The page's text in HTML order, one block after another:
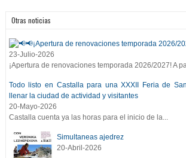
Otras noticias
📢¡Apertura de renovaciones temporada 2026/
23-Julio-2026
¡Apertura de renovaciones temporada 2026/2027! A
Todo listo en Castalla para una XXXII Feria de
llenar la ciudad de actividad y visitantes
20-Mayo-2026
Castalla cuenta ya las horas para el inicio de la...
Simultaneas ajedrez
20-Abril-2026